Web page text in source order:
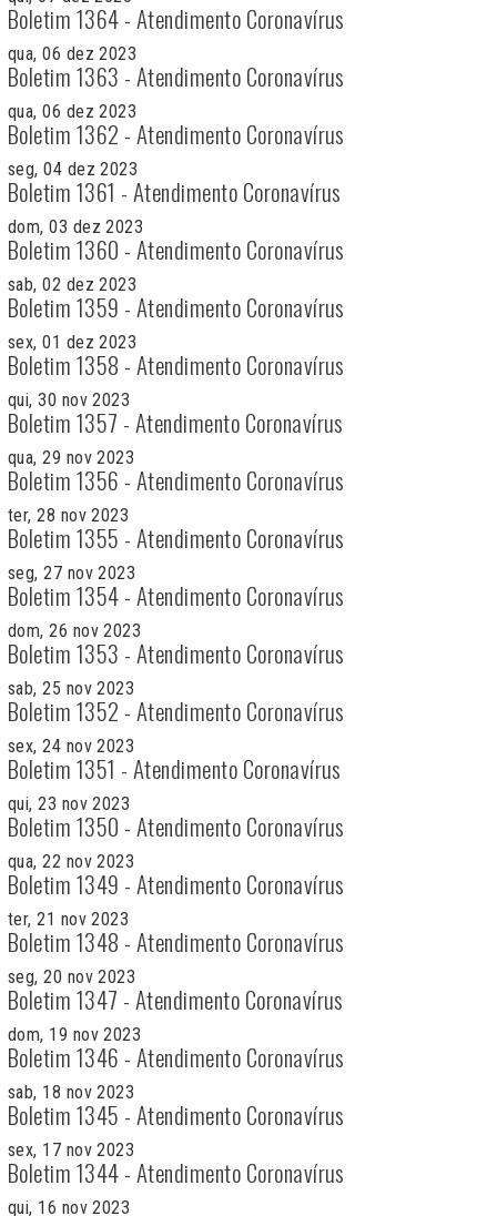
Boletim 1364 - Atendimento Coronavírus
qua, 06 dez 2023
Boletim 1363 - Atendimento Coronavírus
qua, 06 dez 2023
Boletim 1362 - Atendimento Coronavírus
seg, 04 dez 2023
Boletim 1361 - Atendimento Coronavírus
dom, 03 dez 2023
Boletim 1360 - Atendimento Coronavírus
sab, 02 dez 2023
Boletim 1359 - Atendimento Coronavírus
sex, 01 dez 2023
Boletim 1358 - Atendimento Coronavírus
qui, 30 nov 2023
Boletim 1357 - Atendimento Coronavírus
qua, 29 nov 2023
Boletim 1356 - Atendimento Coronavírus
ter, 28 nov 2023
Boletim 1355 - Atendimento Coronavírus
seg, 27 nov 2023
Boletim 1354 - Atendimento Coronavírus
dom, 26 nov 2023
Boletim 1353 - Atendimento Coronavírus
sab, 25 nov 2023
Boletim 1352 - Atendimento Coronavírus
sex, 24 nov 2023
Boletim 1351 - Atendimento Coronavírus
qui, 23 nov 2023
Boletim 1350 - Atendimento Coronavírus
qua, 22 nov 2023
Boletim 1349 - Atendimento Coronavírus
ter, 21 nov 2023
Boletim 1348 - Atendimento Coronavírus
seg, 20 nov 2023
Boletim 1347 - Atendimento Coronavírus
dom, 19 nov 2023
Boletim 1346 - Atendimento Coronavírus
sab, 18 nov 2023
Boletim 1345 - Atendimento Coronavírus
sex, 17 nov 2023
Boletim 1344 - Atendimento Coronavírus
qui, 16 nov 2023